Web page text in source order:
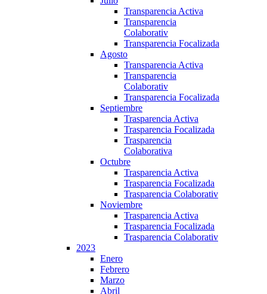
Transparencia Activa
Transparencia
Colaborativ
Transparencia Focalizada
Agosto
Transparencia Activa
Transparencia
Colaborativ
Transparencia Focalizada
Septiembre
Trasparencia Activa
Trasparencia Focalizada
Trasparencia
Colaborativa
Octubre
Trasparencia Activa
Trasparencia Focalizada
Trasparencia Colaborativ
Noviembre
Trasparencia Activa
Trasparencia Focalizada
Trasparencia Colaborativ
2023
Enero
Febrero
Marzo
Abril